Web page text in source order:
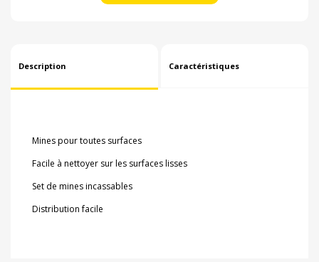
Description Caractéristiques
Mines pour toutes surfaces
Facile à nettoyer sur les surfaces lisses
Set de mines incassables
Distribution facile